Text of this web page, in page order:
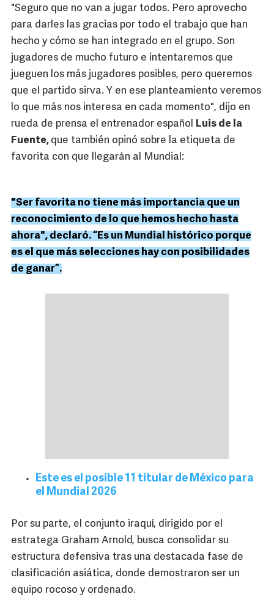
"Seguro que no van a jugar todos. Pero aprovecho
para darles las gracias por todo el trabajo que han
hecho y cómo se han integrado en el grupo. Son
jugadores de mucho futuro e intentaremos que
jueguen los más jugadores posibles, pero queremos
que el partido sirva. Y en ese planteamiento veremos
lo que más nos interesa en cada momento", dijo en
rueda de prensa el entrenador español Luis de la
Fuente, que también opinó sobre la etiqueta de
favorita con que llegarán al Mundial:
"Ser favorita no tiene más importancia que un
reconocimiento de lo que hemos hecho hasta
ahora", declaró. “Es un Mundial histórico porque
es el que más selecciones hay con posibilidades
de ganar”.
Este es el posible 11 titular de México para
el Mundial 2026
Por su parte, el conjunto iraquí, dirigido por el
estratega Graham Arnold, busca consolidar su
estructura defensiva tras una destacada fase de
clasificación asiática, donde demostraron ser un
equipo rocoso y ordenado.